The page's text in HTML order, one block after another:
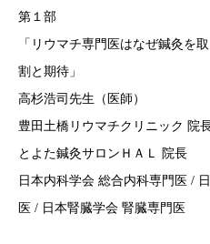
第１部
「リウマチ専門医はなぜ鍼灸を
割と期待」
高杉浩司先生（医師）
豊田土橋リウマチクリニック 院
とよた鍼灸サロンＨＡＬ 院長
日本内科学会 総合内科専門医 /
医 / 日本腎臓学会 腎臓専門医